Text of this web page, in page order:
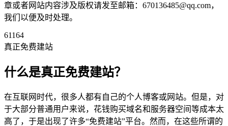
章或者网站内容涉及版权请发至邮箱：670136485@qq.com，
我们以便及时处理。
61164
真正免费建站
什么是真正免费建站？
在互联网时代，很多人都有自己的个人博客或网站。但是，对
于大部分普通用户来说，花钱购买域名和服务器空间等成本太
高了，于是出现了许多“免费建站”平台。然而，在这些所谓的